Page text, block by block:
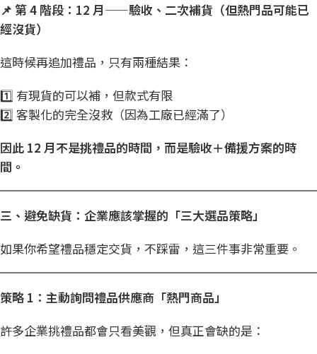
📌 第 4 階段：12 月——驗收、二次補貨（但熱門品可能已
經沒貨）
這時候再追加禮品，只有兩種結果：
1️⃣ 有現貨的可以補，但款式有限
2️⃣ 客製化的完全沒救（因為工廠已經滿了）
因此 12 月不是挑禮品的時間，而是驗收＋備援方案的時
間。
三、避免缺貨：企業應該掌握的「三大選品策略」
如果你希望禮品穩定交貨，不踩雷，這三件事非常重要。
策略 1 ：主動詢問禮品供應商「熱門商品」
許多企業挑禮品都會只看美觀，但真正會缺的是：